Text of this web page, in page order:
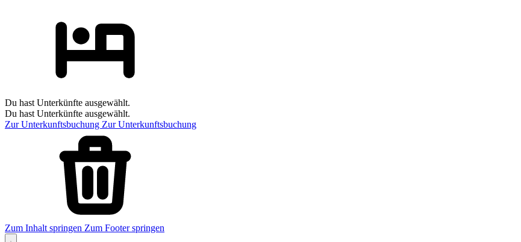
Du hast Unterkünfte ausgewählt.
Du hast Unterkünfte ausgewählt.
Zur Unterkunftsbuchung Zur Unterkunftsbuchung
Zum Inhalt springen Zum Footer springen